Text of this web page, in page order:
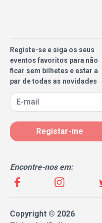
Registe-se e siga os seus
eventos favoritos para não
ficar sem bilhetes e estar a
par de todas as novidades
Registar-me
Encontre-nos em:
Copyright © 2026